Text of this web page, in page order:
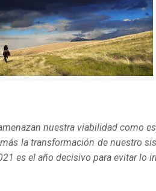
nuestra viabilidad como
la transformación de nuestro
es el año decisivo para evitar lo